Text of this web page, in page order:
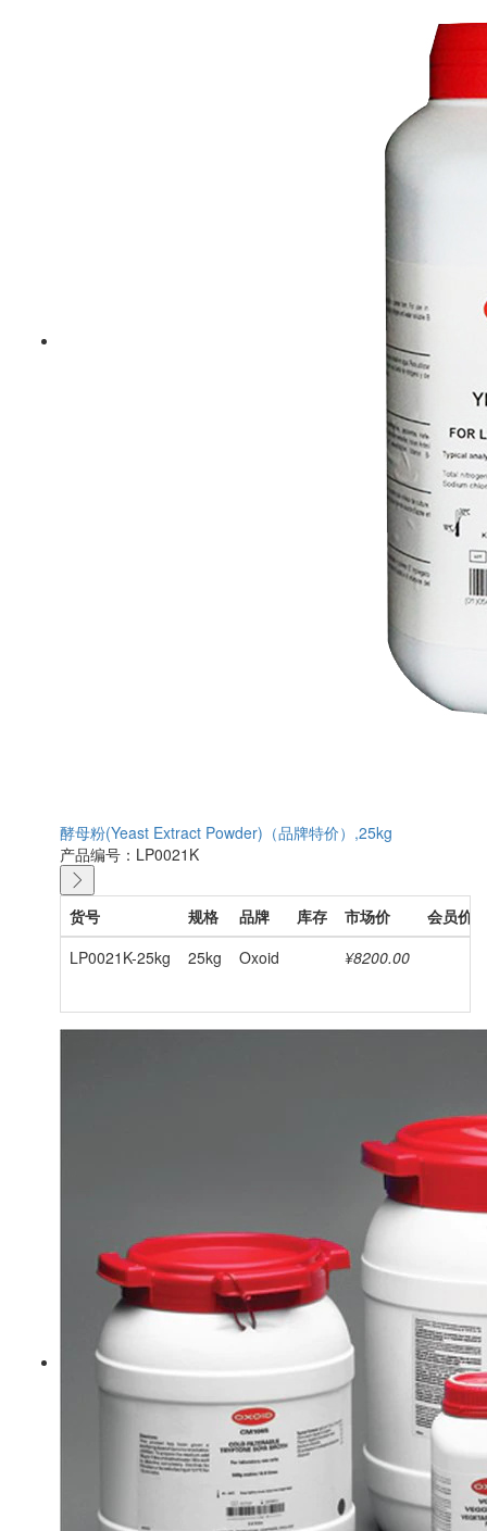
酵母粉(Yeast Extract Powder)（品牌特价）,25kg
产品编号：LP0021K
货号 规格 品牌 库存 市场价
会员价
LP0021K-25kg
25kg Oxoid ¥8200.00